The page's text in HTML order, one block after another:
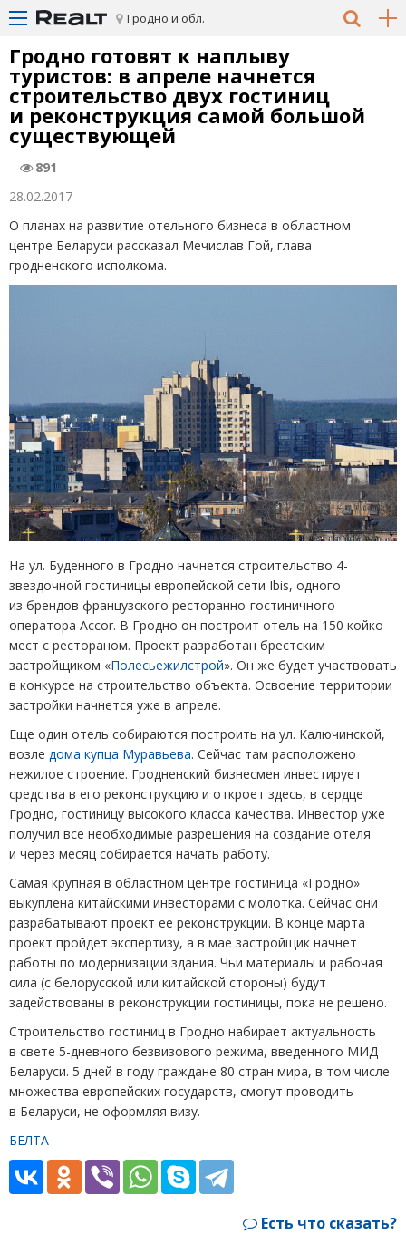
Гродно и обл.
Гродно готовят к наплыву
туристов: в апреле начнется
строительство двух гостиниц
и реконструкция самой большой
существующей
891
28.02.2017
О планах на развитие отельного бизнеса в областном
центре Беларуси рассказал Мечислав Гой, глава
гродненского исполкома.
На ул. Буденного в Гродно начнется строительство 4-
звездочной гостиницы европейской сети Ibis, одного
из брендов французского ресторанно-гостиничного
оператора Accor. В Гродно он построит отель на 150 койко-
мест с рестораном. Проект разработан брестским
застройщиком «Полесьежилстрой». Он же будет участвовать
в конкурсе на строительство объекта. Освоение территории
застройки начнется уже в апреле.
Еще один отель собираются построить на ул. Калючинской,
возле дома купца Муравьева. Сейчас там расположено
нежилое строение. Гродненский бизнесмен инвестирует
средства в его реконструкцию и откроет здесь, в сердце
Гродно, гостиницу высокого класса качества. Инвестор уже
получил все необходимые разрешения на создание отеля
и через месяц собирается начать работу.
Самая крупная в областном центре гостиница «Гродно»
выкуплена китайскими инвесторами с молотка. Сейчас они
разрабатывают проект ее реконструкции. В конце марта
проект пройдет экспертизу, а в мае застройщик начнет
работы по модернизации здания. Чьи материалы и рабочая
сила (с белорусской или китайской стороны) будут
задействованы в реконструкции гостиницы, пока не решено.
Строительство гостиниц в Гродно набирает актуальность
в свете 5-дневного безвизового режима, введенного МИД
Беларуси. 5 дней в году граждане 80 стран мира, в том числе
множества европейских государств, смогут проводить
в Беларуси, не оформляя визу.
БЕЛТА
Есть что сказать?